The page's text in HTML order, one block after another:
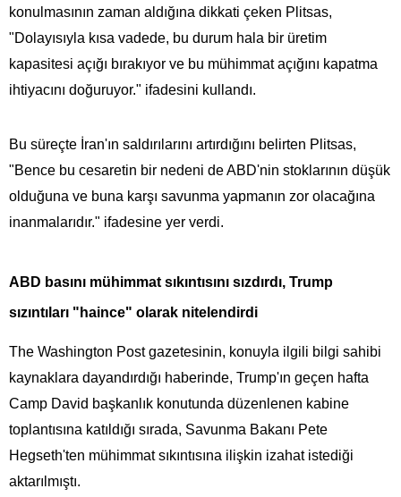
konulmasının zaman aldığına dikkati çeken Plitsas,
"Dolayısıyla kısa vadede, bu durum hala bir üretim
kapasitesi açığı bırakıyor ve bu mühimmat açığını kapatma
ihtiyacını doğuruyor." ifadesini kullandı.
Bu süreçte İran'ın saldırılarını artırdığını belirten Plitsas,
"Bence bu cesaretin bir nedeni de ABD'nin stoklarının düşük
olduğuna ve buna karşı savunma yapmanın zor olacağına
inanmalarıdır." ifadesine yer verdi.
ABD basını mühimmat sıkıntısını sızdırdı, Trump
sızıntıları "haince" olarak nitelendirdi
The Washington Post gazetesinin, konuyla ilgili bilgi sahibi
kaynaklara dayandırdığı haberinde, Trump'ın geçen hafta
Camp David başkanlık konutunda düzenlenen kabine
toplantısına katıldığı sırada, Savunma Bakanı Pete
Hegseth'ten mühimmat sıkıntısına ilişkin izahat istediği
aktarılmıştı.